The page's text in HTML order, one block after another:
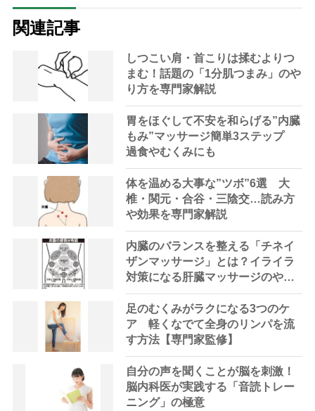
関連記事
しつこい肩・首こりは揉むよりつ
まむ！話題の「1分肌つまみ」のや
り方を専門家解説
胃をほぐして不安を和らげる”内臓
もみ”マッサージ簡単3ステップ
過食やむくみにも
体を温める大事な”ツボ”6選 大
椎・関元・合谷・三陰交…読み方
や効果を専門家解説
内臓のバランスを整える「チネイ
ザンマッサージ」とは？イライラ
対策になる肝臓マッサージのやり
方
足のむくみがラクになる3つのケ
ア 軽くなでて全身のリンパを流
す方法【専門家監修】
自分の声を聞くことが脳を刺激！
脳内科医が実践する「音読トレー
ニング」の極意